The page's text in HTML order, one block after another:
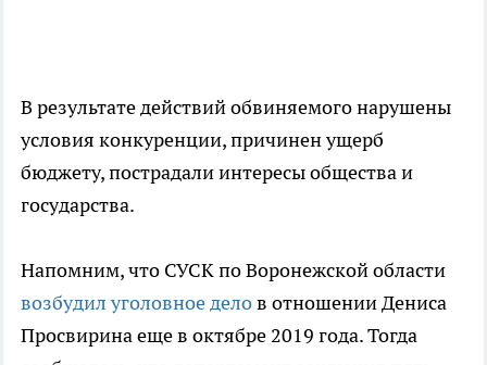
В результате действий обвиняемого нарушены
условия конкуренции, причинен ущерб
бюджету, пострадали интересы общества и
государства.
Напомним, что СУСК по Воронежской области
возбудил уголовное делов отношении Дениса
Просвирина еще в октябре 2019 года. Тогда